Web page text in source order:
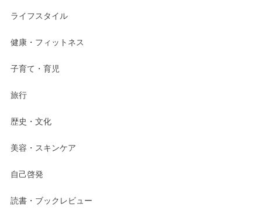
ライフスタイル
健康・フィットネス
子育て・育児
旅行
歴史・文化
美容・スキンケア
自己啓発
読書・ブックレビュー